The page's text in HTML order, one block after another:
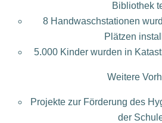
Bibliothek
8 Handwaschstationen
Plätzen
5.000 Kinder wurden in
Weitere
Projekte zur Förderung des
der